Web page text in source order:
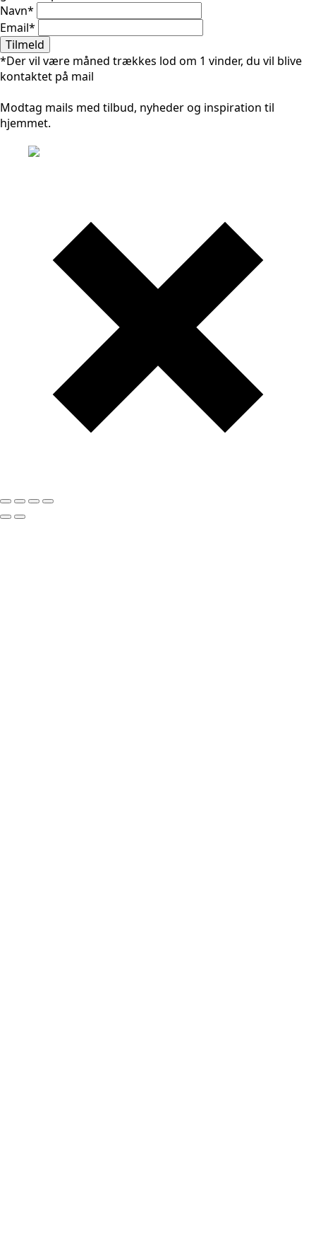
Navn*
Email*
Tilmeld
*Der vil være måned trækkes lod om 1 vinder, du vil blive
kontaktet på mail
Modtag mails med tilbud, nyheder og inspiration til
hjemmet.